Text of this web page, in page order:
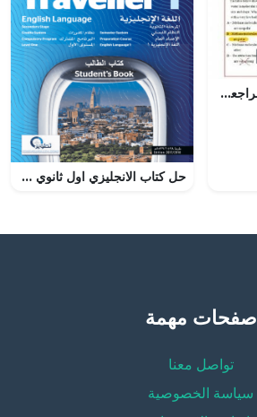
اختبارات كيمياء عضوية مراجعة نهائية مع الحل, (كيمياء) الثاني عشر المتقدم
حل كتاب الانجليزي اول ثانوي مقررات Traveller 1 – المنهاج السعودي
صفحات مهمة
تواصل معنا
سياسة الخصوصية